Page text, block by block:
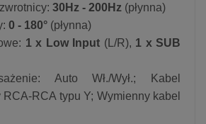
30Hz - 200Hz (płynna)
0 - 180° (płynna)
1 x Low Input (L/R), 1 x SUB
Auto Wł./Wył.; Kabel
RCA typu Y; Wymienny kabel